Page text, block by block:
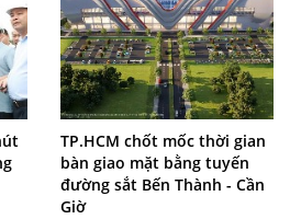
TP.HCM chốt mốc thời gian
bàn giao mặt bằng tuyến
đường sắt Bến Thành - Cần
Giờ